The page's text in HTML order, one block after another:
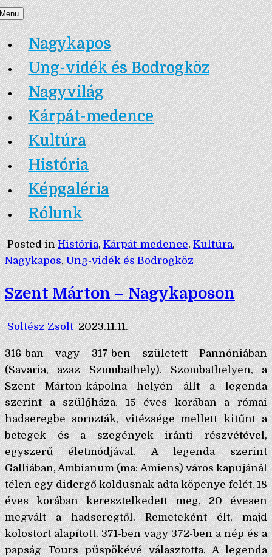
Skip
to
content
Nagykapos.ma
Nagykapos
Ung-vidék és Bodrogköz
Nagyvilág
Kárpát-medence
Kultúra
História
Képgaléria
Rólunk
Posted inHistória,Kárpát-medence,Kultúra,
Nagykapos,Ung-vidék és Bodrogköz
Szent Márton – Nagykaposon
Soltész Zsolt 2023.11.11.
316-ban vagy 317-ben született Pannóniában
(Savaria, azaz Szombathely). Szombathelyen, a
Szent Márton-kápolna helyén állt a legenda
szerint a szülőháza. 15 éves korában a római
hadseregbe sorozták, vitézsége mellett kitűnt a
betegek és a szegények iránti részvétével,
egyszerű életmódjával. A legenda szerint
Galliában, Ambianum (ma: Amiens) város kapujánál
télen egy didergő koldusnak adta köpenye felét. 18
éves korában keresztelkedett meg, 20 évesen
megvált a hadseregtől. Remeteként élt, majd
kolostort alapított. 371-ben vagy 372-ben a nép és a
papság Tours püspökévé választotta. A legenda